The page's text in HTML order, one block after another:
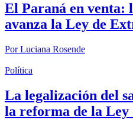
El Paraná en venta:
avanza la Ley de
PorLuciana Rosende
Política
La legalización del
la reforma de la Ley